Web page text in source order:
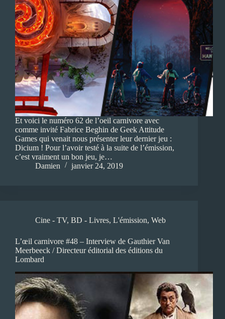
Et voici le numéro 62 de l’oeil carnivore avec
comme invité Fabrice Beghin de Geek Attitude
Games qui venait nous présenter leur dernier jeu :
Dicium ! Pour l’avoir testé à la suite de l’émission,
c’est vraiment un bon jeu, je…
Damien
janvier 24, 2019
Cine - TV, BD - Livres, L'émission, Web
L’œil carnivore #48 – Interview de Gauthier Van
Meerbeeck / Directeur éditorial des éditions du
Lombard